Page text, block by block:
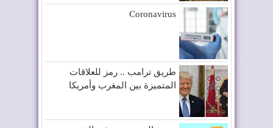
Coronavirus
طريق ترامب .. رمز للعلاقات
المتميزة بين المغرب وأمريكا